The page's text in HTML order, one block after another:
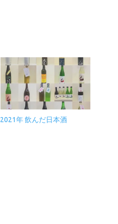
2021年 飲んだ日本酒